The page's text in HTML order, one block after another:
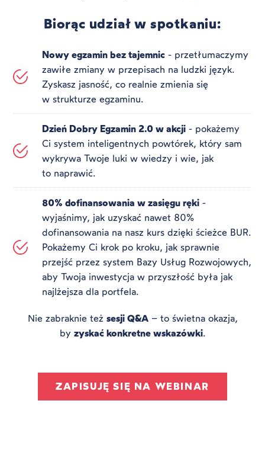
Biorąc udział w spotkaniu:
Nowy egzamin bez tajemnic- przetłumaczymy
zawiłe zmiany w przepisach na ludzki język.
Zyskasz jasność, co realnie zmienia się
w strukturze egzaminu.
Dzień Dobry Egzamin 2.0 w akcji- pokażemy
Ci system inteligentnych powtórek, który sam
wykrywa Twoje luki w wiedzy i wie, jak
to naprawić.
80% dofinansowania w zasięgu ręki-
wyjaśnimy, jak uzyskać nawet 80%
dofinansowania na nasz kurs dzięki ścieżce BUR.
Pokażemy Ci krok po kroku, jak sprawnie
przejść przez system Bazy Usług Rozwojowych,
aby Twoja inwestycja w przyszłość była jak
najlżejsza dla portfela.
Nie zabraknie też sesji Q&A– to świetna okazja,
by zyskać konkretne wskazówki.
ZAPISUJĘ SIĘ NA WEBINAR